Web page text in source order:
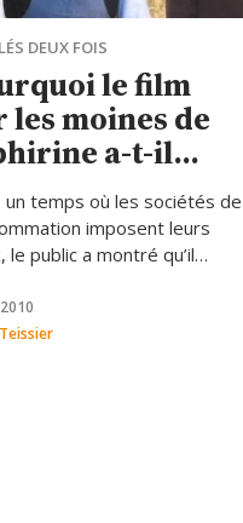
DEUX FOIS
le film
les moines de
a-t-il
une très
audience en
?
un temps où les sociétés de
imposent leurs
le public a montré qu’il
d’une autre